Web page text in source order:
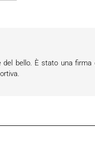
bello. È stato una